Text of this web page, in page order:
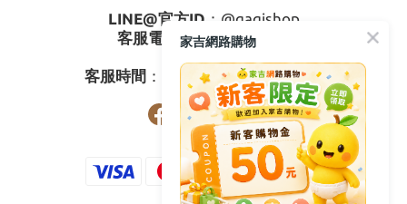
LINE@官方ID ： @gagishop
客服電話 ：0800-273795
客服時間 ：週一至週五08:30-17:30
家吉網路購物